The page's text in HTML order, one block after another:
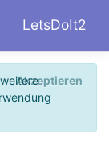
LetsDoIt2
Akzeptieren